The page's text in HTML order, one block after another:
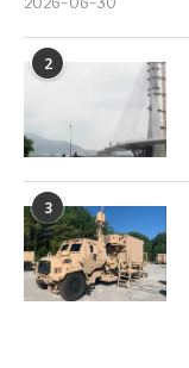
2
3